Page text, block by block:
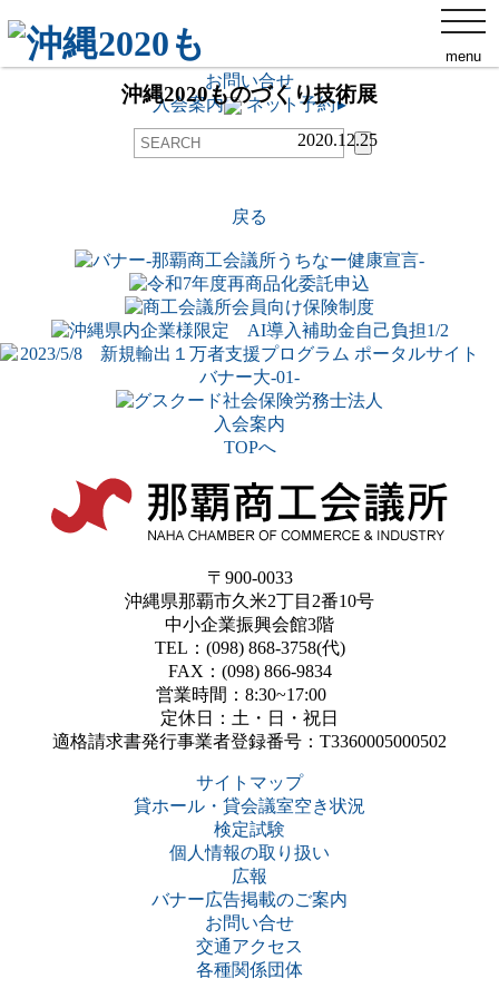
menu
ネット予約
那覇商工会議所について
交通アクセス
お問い合せ
ネット予約▸
入会案内
添付ファイル
沖縄2020ものづくり技術展
2020.12.25
戻る
入会案内
TOPへ
〒900-0033
沖縄県那覇市久米2丁目2番10号
中小企業振興会館3階
TEL：(098) 868-3758(代)
FAX：(098) 866-9834
営業時間：8:30~17:00
定休日：土・日・祝日
適格請求書発行事業者登録番号：T3360005000502
サイトマップ
貸ホール・貸会議室空き状況
検定試験
個人情報の取り扱い
広報
バナー広告掲載のご案内
お問い合せ
交通アクセス
各種関係団体